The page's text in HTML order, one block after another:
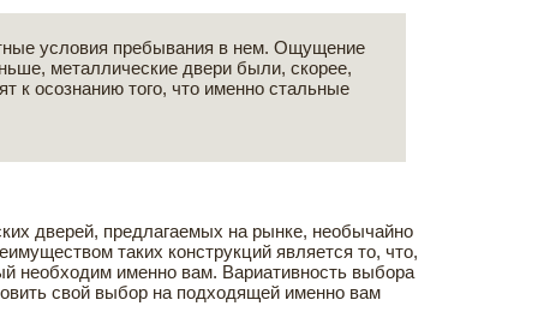
условия пребывания в нем. Ощущение
металлические двери были, скорее,
осознанию того, что именно стальные
дверей, предлагаемых на рынке, необычайно
таких конструкций является то, что,
необходим именно вам. Вариативность выбора
свой выбор на подходящей именно вам